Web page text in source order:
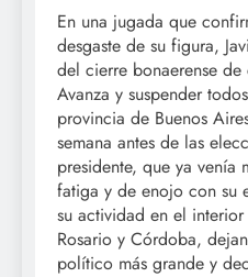
En una jugada que
desgaste de su figura,
del cierre bonaerense
Avanza y suspender
provincia de Buenos
semana antes de las
presidente, que ya venía
fatiga y de enojo con su
su actividad en el
Rosario y Córdoba,
político más grande y